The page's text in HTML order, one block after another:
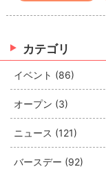
カテゴリ
イベント (86)
オープン (3)
ニュース (121)
バースデー (92)